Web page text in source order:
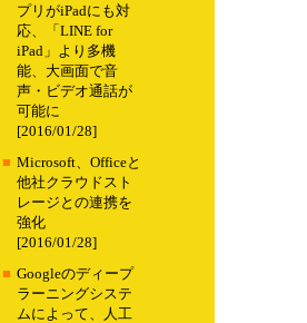
プリがiPadにも対
応、「LINE for
iPad」より多機
能、大画面で音
声・ビデオ通話が
可能に
[2016/01/28]
■ Microsoft、Officeと
他社クラウドスト
レージとの連携を
強化
[2016/01/28]
■ Googleのディープ
ラーニングシステ
ムによって、人工